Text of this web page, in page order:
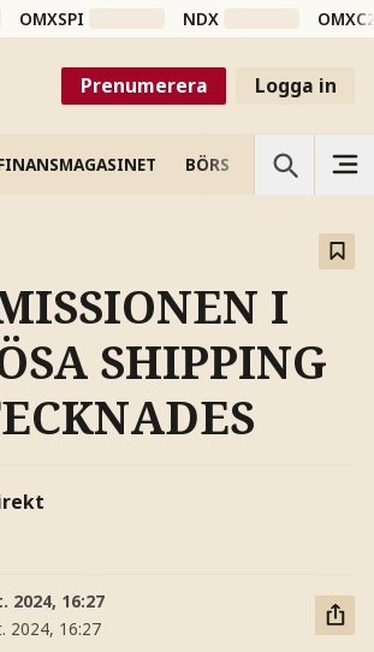
OMXSPI NDX
Prenumerera Logga in
BÖRS VETENSKAP
I
SHIPPING
2024, 16:27
2024, 16:27